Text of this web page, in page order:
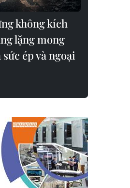
không kích
lặng mong
ép và ngoại